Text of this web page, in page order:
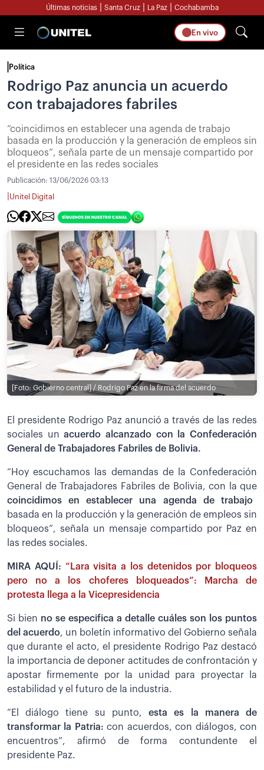
Últimas noticias Santa Cruz La Paz Cochabamba
En vivo
Política
Rodrigo Paz anuncia un acuerdo
con trabajadores fabriles
“coincidimos en establecer una agenda de trabajo
basada en la producción y la generación de empleos sin
bloqueos”, señala parte de un mensaje compartido por
el presidente en las redes sociales
Publicación: 13/06/2026 03:13
Unitel Digital
[Foto: Gobierno central] / Rodrigo Paz en la firma del acuerdo
El presidente Rodrigo Paz anunció a través de las redes
sociales unacuerdo alcanzado con la Confederación
General de Trabajadores Fabriles de Bolivia.
“Hoy escuchamos las demandas de la Confederación
General de Trabajadores Fabriles de Bolivia, con la que
coincidimos en establecer una agenda de trabajo
basada en la producción y la generación de empleos sin
bloqueos”, señala un mensaje compartido por Paz en
las redes sociales.
MIRA AQUÍ: “Lara visita a los detenidos por bloqueos
pero no a los choferes bloqueados”: Marcha de
protesta llega a la Vicepresidencia
Si bien no se especifica a detalle cuáles son los puntos
del acuerdo, un boletín informativo del Gobierno señala
que durante el acto, el presidente Rodrigo Paz destacó
la importancia de deponer actitudes de confrontación y
apostar firmemente por la unidad para proyectar la
estabilidad y el futuro de la industria.
”El diálogo tiene su punto,esta es la manera de
transformar la Patria: con acuerdos, con diálogos, con
encuentros”, afirmó de forma contundente el
presidente Paz.